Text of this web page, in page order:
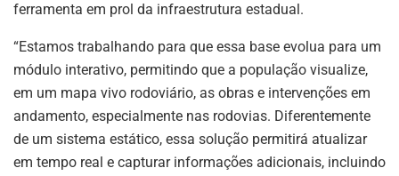
ferramenta em prol da infraestrutura estadual.
“Estamos trabalhando para que essa base evolua para um
módulo interativo, permitindo que a população visualize,
em um mapa vivo rodoviário, as obras e intervenções em
andamento, especialmente nas rodovias. Diferentemente
de um sistema estático, essa solução permitirá atualizar
em tempo real e capturar informações adicionais, incluindo